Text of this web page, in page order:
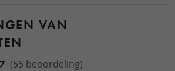
VAN
(55 beoordeling)